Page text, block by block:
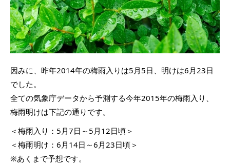
因みに、昨年2014年の梅雨入りは5月5日、明けは6月23日
でした。
全ての気象庁データから予測する今年2015年の梅雨入り、
梅雨明けは下記の通りです。
＜梅雨入り：5月7日～5月12日頃＞
＜梅雨明け：6月14日～6月23日頃＞
※あくまで予想です。